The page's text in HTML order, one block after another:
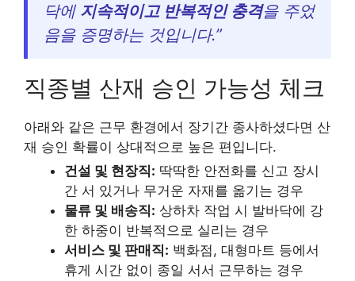
닥에 지속적이고 반복적인 충격을 주었
음을 증명하는 것입니다.”
직종별 산재 승인 가능성 체크
아래와 같은 근무 환경에서 장기간 종사하셨다면 산
재 승인 확률이 상대적으로 높은 편입니다.
건설 및 현장직: 딱딱한 안전화를 신고 장시
간 서 있거나 무거운 자재를 옮기는 경우
물류 및 배송직: 상하차 작업 시 발바닥에 강
한 하중이 반복적으로 실리는 경우
서비스 및 판매직: 백화점, 대형마트 등에서
휴게 시간 없이 종일 서서 근무하는 경우